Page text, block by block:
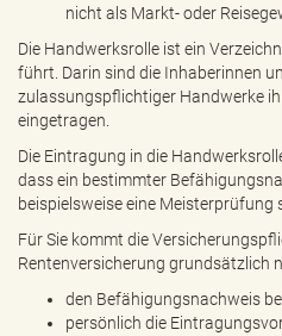
nicht als Markt- oder
Die Handwerksrolle ist ein
führt. Darin sind die Inhaberinnen
zulassungspflichtiger Handwerke
eingetragen.
Die Eintragung in die
dass ein bestimmter
beispielsweise eine Meisterprüfung
Für Sie kommt die
Rentenversicherung grundsätzlich
den Befähigungsnachweis
persönlich die